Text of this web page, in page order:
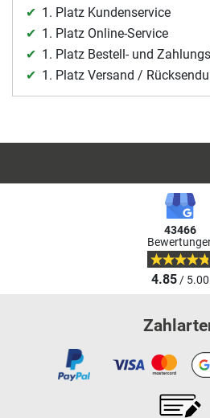
1. Platz Kundenservice
1. Platz Online-Service
1. Platz Bestell- und
1. Platz Versand /
43466
4.85/ 5.00